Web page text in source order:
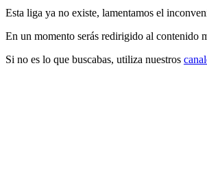
Esta liga ya no existe, lamentamos el
En un momento serás redirigido al contenido
Si no es lo que buscabas, utiliza nuestros